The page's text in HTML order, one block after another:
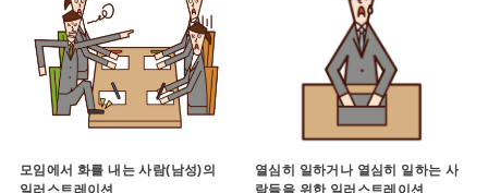
모임에서 화를 내는 사람(남성)의
일러스트레이션
열심히 일하거나 열심히 일하는 사
람들을 위한 일러스트레이션